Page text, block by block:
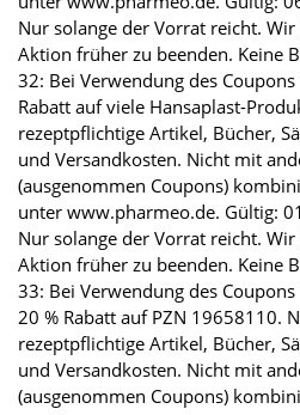
Nur solange der Vorrat reicht.
Aktion früher zu beenden. Keine
32: Bei Verwendung des
Rabatt auf viele Hansaplast-
rezeptpflichtige Artikel, Bücher,
und Versandkosten. Nicht mit
(ausgenommen Coupons)
unter www.pharmeo.de. Gültig:
Nur solange der Vorrat reicht.
Aktion früher zu beenden. Keine
33: Bei Verwendung des
20 % Rabatt auf PZN 19658110.
rezeptpflichtige Artikel, Bücher,
und Versandkosten. Nicht mit
(ausgenommen Coupons)